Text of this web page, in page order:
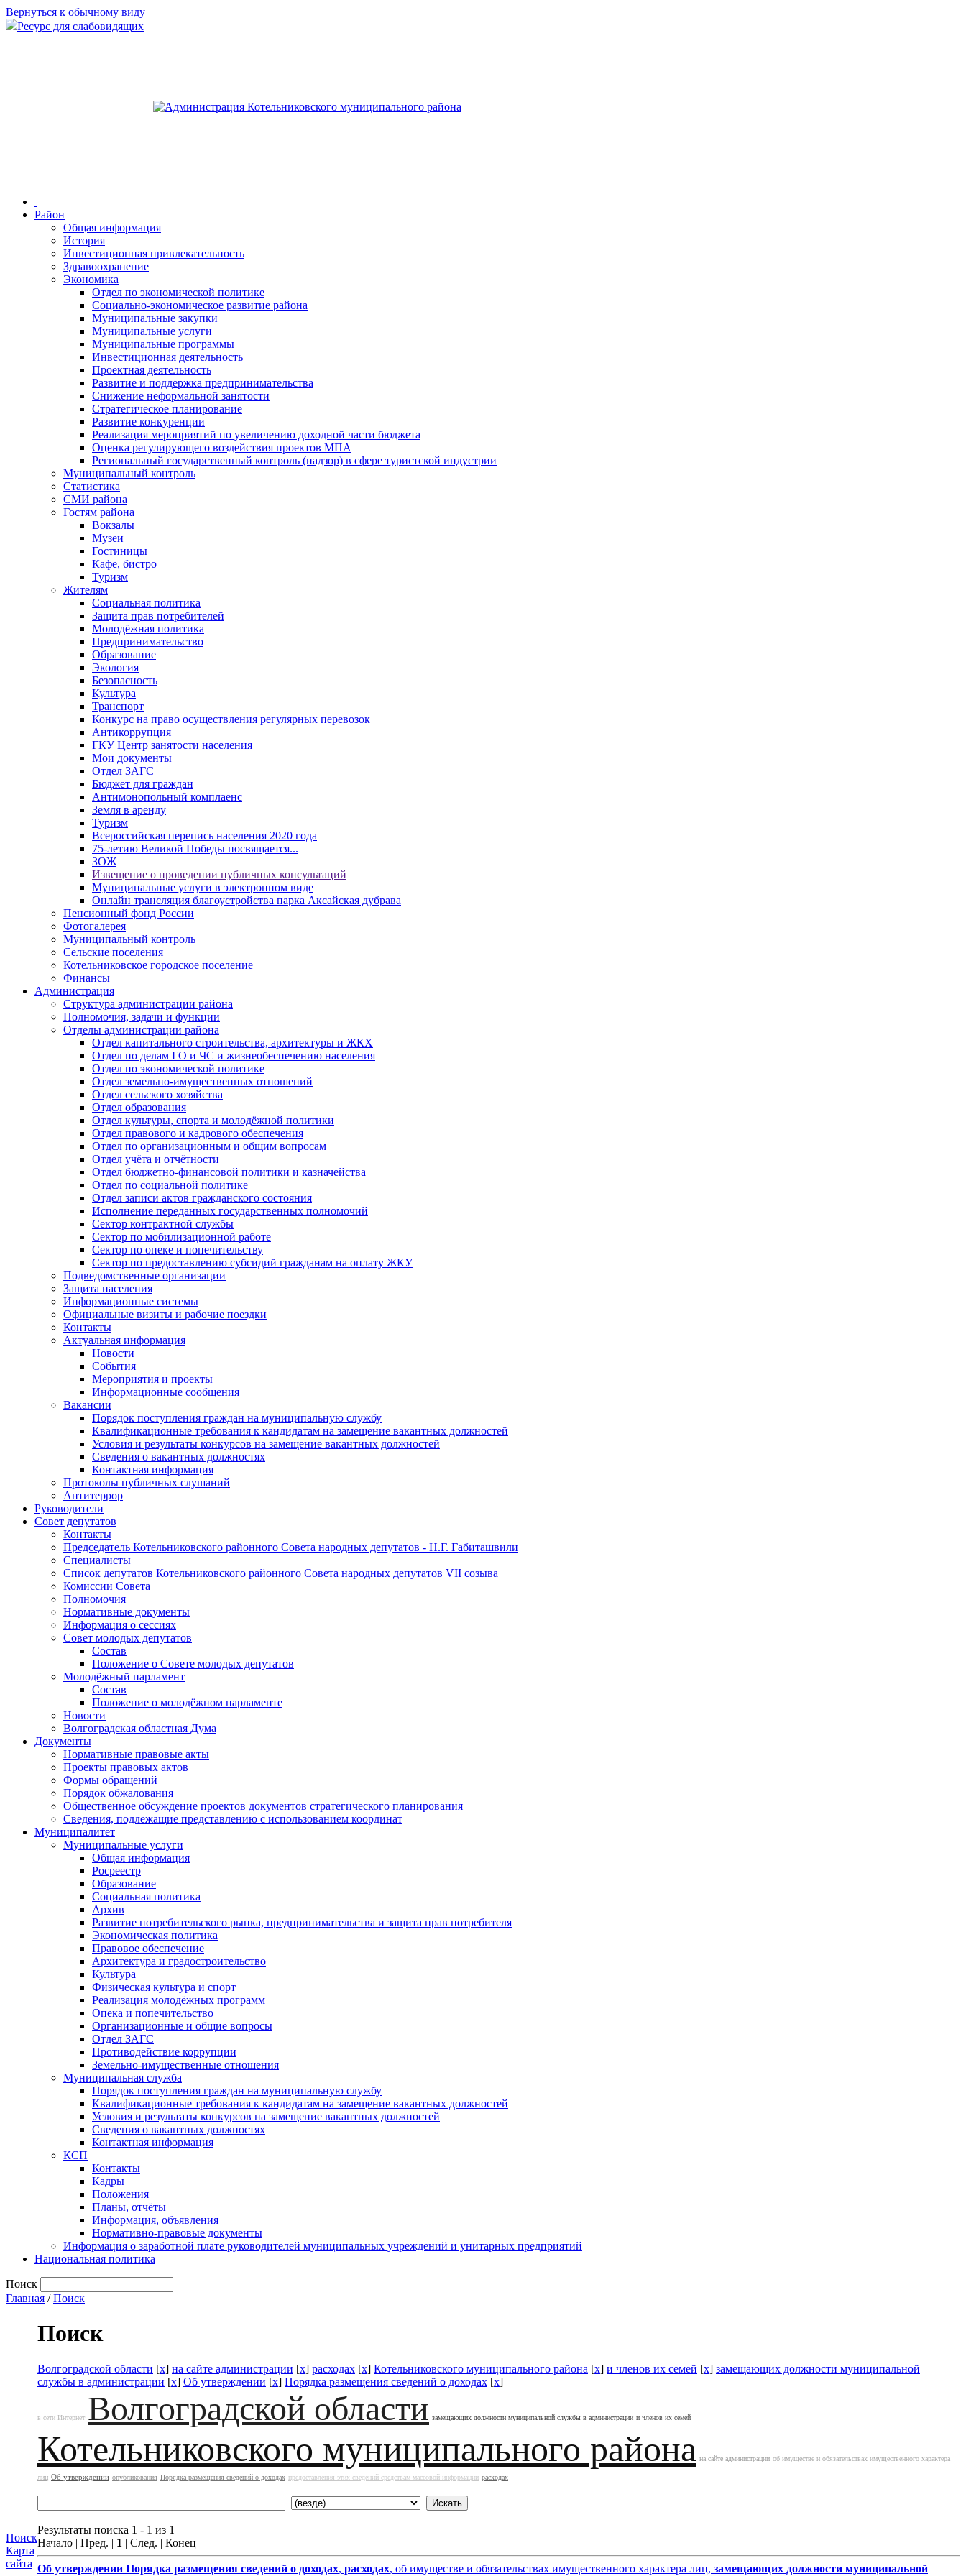
Вернуться к обычному виду
Ресурс для слабовидящих
Район
Общая информация
История
Инвестиционная привлекательность
Здравоохранение
Экономика
Отдел по экономической политике
Социально-экономическое развитие района
Муниципальные закупки
Муниципальные услуги
Муниципальные программы
Инвестиционная деятельность
Проектная деятельность
Развитие и поддержка предпринимательства
Снижение неформальной занятости
Стратегическое планирование
Развитие конкуренции
Реализация мероприятий по увеличению доходной части бюджета
Оценка регулирующего воздействия проектов МПА
Региональный государственный контроль (надзор) в сфере туристской индустрии
Муниципальный контроль
Статистика
СМИ района
Гостям района
Вокзалы
Музеи
Гостиницы
Кафе, бистро
Туризм
Жителям
Социальная политика
Защита прав потребителей
Молодёжная политика
Предпринимательство
Образование
Экология
Безопасность
Культура
Транспорт
Конкурс на право осуществления регулярных перевозок
Антикоррупция
ГКУ Центр занятости населения
Мои документы
Отдел ЗАГС
Бюджет для граждан
Антимонопольный комплаенс
Земля в аренду
Туризм
Всероссийская перепись населения 2020 года
75-летию Великой Победы посвящается...
ЗОЖ
Извещение о проведении публичных консультаций
Муниципальные услуги в электронном виде
Онлайн трансляция благоустройства парка Аксайская дубрава
Пенсионный фонд России
Фотогалерея
Муниципальный контроль
Сельские поселения
Котельниковское городское поселение
Финансы
Администрация
Структура администрации района
Полномочия, задачи и функции
Отделы администрации района
Отдел капитального строительства, архитектуры и ЖКХ
Отдел по делам ГО и ЧС и жизнеобеспечению населения
Отдел по экономической политике
Отдел земельно-имущественных отношений
Отдел сельского хозяйства
Отдел образования
Отдел культуры, спорта и молодёжной политики
Отдел правового и кадрового обеспечения
Отдел по организационным и общим вопросам
Отдел учёта и отчётности
Отдел бюджетно-финансовой политики и казначейства
Отдел по социальной политике
Отдел записи актов гражданского состояния
Исполнение переданных государственных полномочий
Сектор контрактной службы
Сектор по мобилизационной работе
Сектор по опеке и попечительству
Сектор по предоставлению субсидий гражданам на оплату ЖКУ
Подведомственные организации
Защита населения
Информационные системы
Официальные визиты и рабочие поездки
Контакты
Актуальная информация
Новости
События
Мероприятия и проекты
Информационные сообщения
Вакансии
Порядок поступления граждан на муниципальную службу
Квалификационные требования к кандидатам на замещение вакантных должностей
Условия и результаты конкурсов на замещение вакантных должностей
Сведения о вакантных должностях
Контактная информация
Протоколы публичных слушаний
Антитеррор
Руководители
Совет депутатов
Контакты
Председатель Котельниковского районного Совета народных депутатов - Н.Г. Габиташвили
Специалисты
Список депутатов Котельниковского районного Совета народных депутатов VII созыва
Комиссии Совета
Полномочия
Нормативные документы
Информация о сессиях
Совет молодых депутатов
Состав
Положение о Совете молодых депутатов
Молодёжный парламент
Состав
Положение о молодёжном парламенте
Новости
Волгоградская областная Дума
Документы
Нормативные правовые акты
Проекты правовых актов
Формы обращений
Порядок обжалования
Общественное обсуждение проектов документов стратегического планирования
Сведения, подлежащие представлению с использованием координат
Муниципалитет
Муниципальные услуги
Общая информация
Росреестр
Образование
Социальная политика
Архив
Развитие потребительского рынка, предпринимательства и защита прав потребителя
Экономическая политика
Правовое обеспечение
Архитектура и градостроительство
Культура
Физическая культура и спорт
Реализация молодёжных программ
Опека и попечительство
Организационные и общие вопросы
Отдел ЗАГС
Противодействие коррупции
Земельно-имущественные отношения
Муниципальная служба
Порядок поступления граждан на муниципальную службу
Квалификационные требования к кандидатам на замещение вакантных должностей
Условия и результаты конкурсов на замещение вакантных должностей
Сведения о вакантных должностях
Контактная информация
КСП
Контакты
Кадры
Положения
Планы, отчёты
Информация, объявления
Нормативно-правовые документы
Информация о заработной плате руководителей муниципальных учреждений и унитарных предприятий
Национальная политика
Поиск
Главная /Поиск
Поиск
Карта
сайта
Поиск
Волгоградской области [x] на сайте администрации [x] расходах [x] Котельниковского муниципального района [x] и членов их семей [x] замещающих должности муниципальной
службы в администрации [x] Об утверждении [x] Порядка размещения сведений о доходах [x]
в сети Интернет Волгоградской области замещающих должности муниципальной службы в администрации и членов их семей
Котельниковского муниципального района на сайте администрации об имуществе и обязательствах имущественного характера
лиц Об утверждении опубликования Порядка размещения сведений о доходах предоставления этих сведений средствам массовой информации расходах
Результаты поиска 1 - 1 из 1
Начало | Пред. | 1 | След. | Конец
Об утверждении Порядка размещения сведений о доходах, расходах, об имуществе и обязательствах имущественного характера лиц, замещающих должности муниципальной